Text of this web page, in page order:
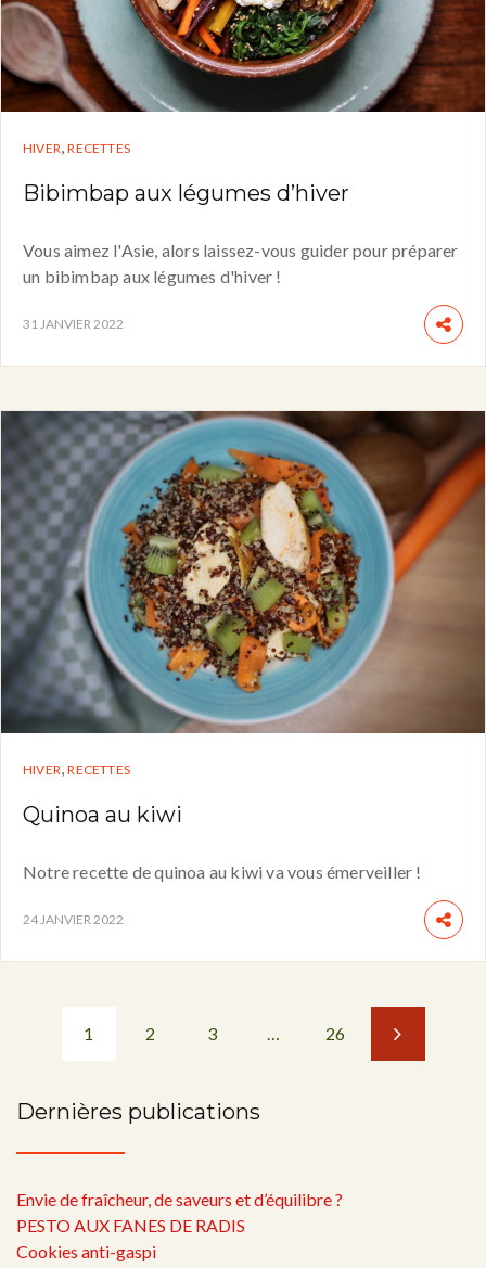
HIVER ,RECETTES
Bibimbap aux légumes d’hiver
Vous aimez l'Asie, alors laissez-vous guider pour préparer
un bibimbap aux légumes d'hiver !
31 JANVIER 2022
HIVER ,RECETTES
Quinoa au kiwi
Notre recette de quinoa au kiwi va vous émerveiller !
24 JANVIER 2022
1 2 3 26
Dernières publications
Envie de fraîcheur, de saveurs et d’équilibre ?
PESTO AUX FANES DE RADIS
Cookies anti-gaspi